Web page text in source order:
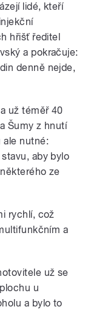
lidé, kteří
hřišť ředitel
a pokračuje:
denně nejde,
už téměř 40
Šumy z hnutí
ale nutné:
aby bylo
ze
rychlí, což
a
už se
u
a bylo to